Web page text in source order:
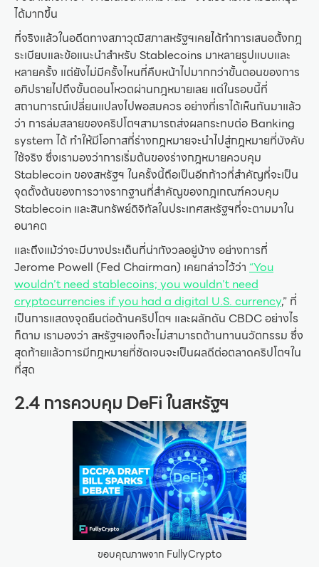
ได้มากขึ้น
ที่จริงแล้วในอดีตทางสภาวุฒิสภาสหรัฐฯเคยได้ทำการเสนอตั้งกฎ
ระเบียบและข้อแนะนำสำหรับ Stablecoins มาหลายรูปแบบและ
หลายครั้ง แต่ยังไม่มีครั้งไหนที่คืบหน้าไปมากกว่าขั้นตอนของการ
อภิปรายไปถึงขั้นตอนโหวตผ่านกฎหมายเลย แต่ในรอบนี้ที่
สถานการณ์เปลี่ยนแปลงไปพอสมควร อย่างที่เราได้เห็นกันมาแล้ว
ว่า การล่มสลายของคริปโตฯสามารถส่งผลกระทบต่อ Banking
system ได้ ทำให้มีโอกาสที่ร่างกฎหมายจะนำไปสู่กฎหมายที่บังคับ
ใช้จริง ซึ่งเรามองว่าการเริ่มต้นของร่างกฎหมายควบคุม
Stablecoin ของสหรัฐฯ ในครั้งนี้ถือเป็นอีกก้าวที่สำคัญที่จะเป็น
จุดตั้งต้นของการวางรากฐานที่สำคัญของกฎเกณฑ์ควบคุม
Stablecoin และสินทรัพย์ดิจิทัลในประเทศสหรัฐฯที่จะตามมาใน
อนาคต
และถึงแม้ว่าจะมีบางประเด็นที่น่ากังวลอยู่บ้าง อย่างการที่
Jerome Powell (Fed Chairman) เคยกล่าวไว้ว่า “You
wouldn’t need stablecoins; you wouldn’t need
cryptocurrencies if you had a digital U.S. currency,” ที่
เป็นการแสดงจุดยืนต่อต้านคริปโตฯ และผลักดัน CBDC อย่างไร
ก็ตาม เรามองว่า สหรัฐฯเองก็จะไม่สามารถต้านทานนวัตกรรม ซึ่ง
สุดท้ายแล้วการมีกฎหมายที่ชัดเจนจะเป็นผลดีต่อตลาดคริปโตฯใน
ที่สุด
2.4 การควบคุม DeFi ในสหรัฐฯ
ขอบคุณภาพจาก FullyCrypto